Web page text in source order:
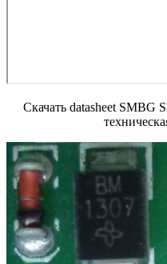
Скачать datasheet SMBG